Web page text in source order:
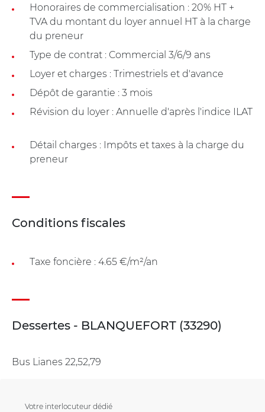
Honoraires de commercialisation : 20% HT +
TVA du montant du loyer annuel HT à la charge
du preneur
Type de contrat : Commercial 3/6/9 ans
Loyer et charges : Trimestriels et d'avance
Dépôt de garantie : 3 mois
Révision du loyer : Annuelle d'après l'indice ILAT
Détail charges : Impôts et taxes à la charge du
preneur
Conditions fiscales
Taxe foncière : 4.65 €/m²/an
Dessertes - BLANQUEFORT (33290)
Bus Lianes 22,52,79
Votre interlocuteur dédié